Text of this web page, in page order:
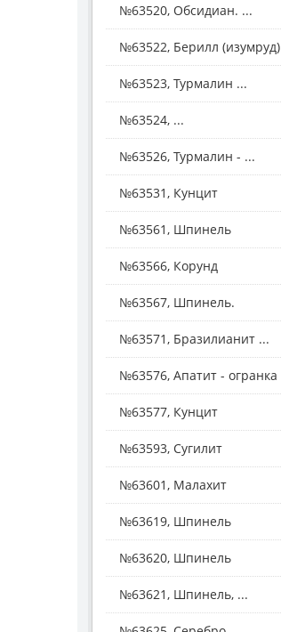
№63520, Обсидиан. ...
№63522, Берилл (изумруд)
№63523, Турмалин ...
№63524, ...
№63526, Турмалин - ...
№63531, Кунцит
№63561, Шпинель
№63566, Корунд
№63567, Шпинель.
№63571, Бразилианит ...
№63576, Апатит - огранка
№63577, Кунцит
№63593, Сугилит
№63601, Малахит
№63619, Шпинель
№63620, Шпинель
№63621, Шпинель, ...